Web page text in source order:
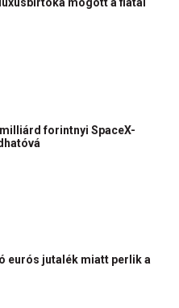
forintnyi SpaceX-
eurós jutalék miatt perlik a